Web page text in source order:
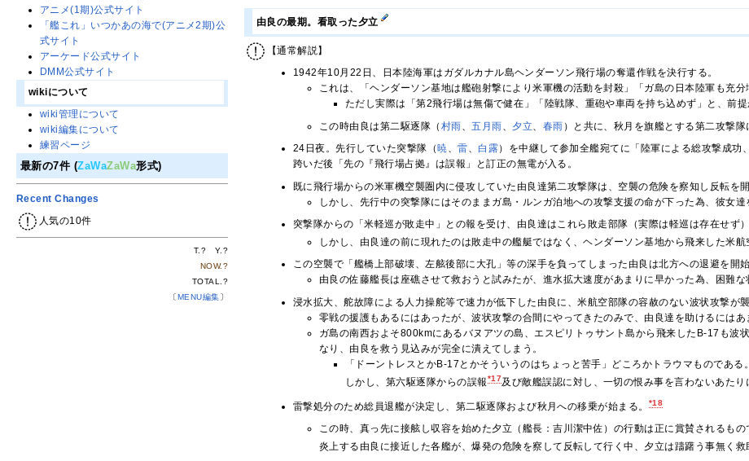
由良の最期。看取った夕立
【通常解説】
1942年10月22日、日本陸海軍はガダルカナル島ヘンダーソン飛行場の奪還作戦を決行する。
これは、「ヘンダーソン基地は艦砲射撃により米軍機の活動を封殺」「ガ島の日本陸軍も充分
ただし実際は「第2飛行場は無傷で健在」「陸戦隊、重砲や車両を持ち込めず」と、前提
この時由良は第二駆逐隊（ 村雨 、五月雨 夕立 春雨 ）と共に、秋月を旗艦とする第二攻撃隊
24日夜。先行していた突撃隊（暁、雷、 白露）を中継して参加全艦宛てに「陸軍による総攻撃成
跨いだ後「先の『飛行場占拠』は誤報」と訂正の無電が入る。
既に飛行場からの米軍機空襲圏内に侵攻していた由良達第二攻撃隊は、空襲の危険を察知し反転を開
しかし、先行中の突撃隊にはそのままガ島・ルンガ泊地への攻撃支援の命が下った為、彼女
突撃隊からの「米軽巡が敗走中」との報を受け、由良達はこれら敗走部隊（実際は軽巡は存在せず
しかし、由良達の前に現れたのは敗走中の艦艇ではなく、ヘンダーソン基地から飛来した米航
この空襲で「艦橋上部破壊、左舷後部に大孔」等の深手を負ってしまった由良は北方への退避を開始
由良の佐藤艦長は座礁させて救おうと試みたが、進水拡大速度があまりに早かった為、困難な
浸水拡大、舵故障による人力操舵等で速力が低下した由良に、米航空部隊の容赦のない波状攻撃が襲
零戦の援護もあるにはあったが、波状攻撃の合間にやってきたのみで、由良達を助けるにはあ
ガ島の南西およそ800kmにあるバヌアツの島、エスピリトゥサント島から飛来したB-17も波
なり、由良を救う見込みが完全に潰えてしまう。
「ドーントレスとかB-17とかそういうのはちょっと苦手」どころかトラウマものである。
しかし、第六駆逐隊からの誤報*17及び敵艦誤認に対し、一切の恨み事を言わないあたり
雷撃処分のため総員退艦が決定し、第二駆逐隊および秋月への移乗が始まる。 *18
この時、真っ先に接舷し収容を始めた夕立（艦長：吉川潔中佐）の行動は正に賞賛されるもの
炎上する由良に接近した各艦が、爆発の危険を察して反転して行く中、夕立は躊躇う事無く
アニメ(1期)公式サイト
「艦これ」いつかあの海で(アニメ2期)公
式サイト
アーケード公式サイト
DMM公式サイト
wikiについて
wiki管理について
wiki編集について
練習ページ
最新の7件 (ZaWaZaWa形式)
Recent Changes
人気の10件
T.? Y.?
NOW.?
TOTAL.?
〔 MENU編集 〕